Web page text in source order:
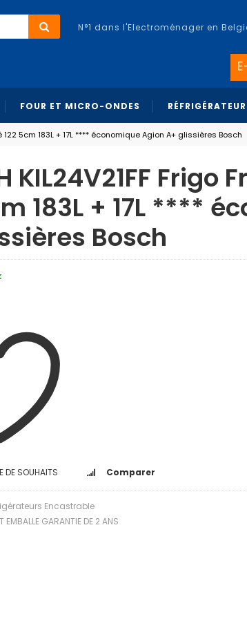
N°1 dans l'Electroménager en
FOUR ET MICRO-ONDES
122 5cm 183L + 17L **** économique Agion A+ glissières Bosch
KIL24V21FF Frigo
183L + 17L ****
Bosch
DE SOUHAITS Comparer
Encastrable
EMBALLE GARANTIE DE 2 ANS